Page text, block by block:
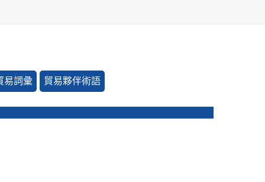
易詞彙 貿易夥伴術語